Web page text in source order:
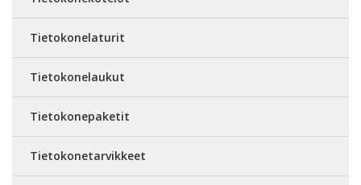
Tietokonelaturit
Tietokonelaukut
Tietokonepaketit
Tietokonetarvikkeet